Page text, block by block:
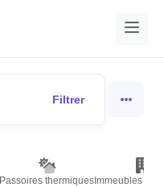
Filtrer
Passoires thermiques Immeubles de